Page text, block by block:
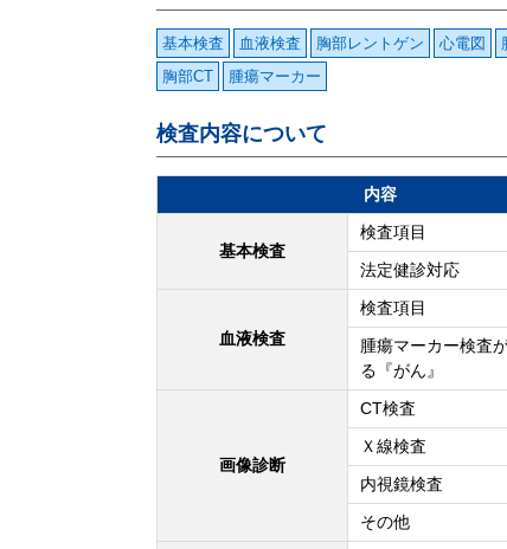
基本検査 血液検査 胸部レントゲン 心電図
胸部CT
腫瘍マーカー
検査内容について
内容
基本検査
検査項目
法定健診対応
血液検査
検査項目
腫瘍マーカー検査
る『がん』
画像診断
CT検査
Ｘ線検査
内視鏡検査
その他